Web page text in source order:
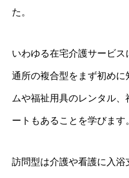
た。
いわゆる在宅介護サービ
通所の複合型をまず初め
ムや福祉用具のレンタル
ートもあることを学びます
訪問型は介護や看護に入